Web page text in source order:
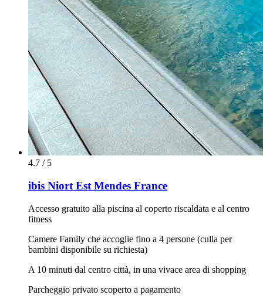
4.7 / 5
ibis Niort Est Mendes France
Accesso gratuito alla piscina al coperto riscaldata e al centro
fitness
Camere Family che accoglie fino a 4 persone (culla per
bambini disponibile su richiesta)
A 10 minuti dal centro città, in una vivace area di shopping
Parcheggio privato scoperto a pagamento